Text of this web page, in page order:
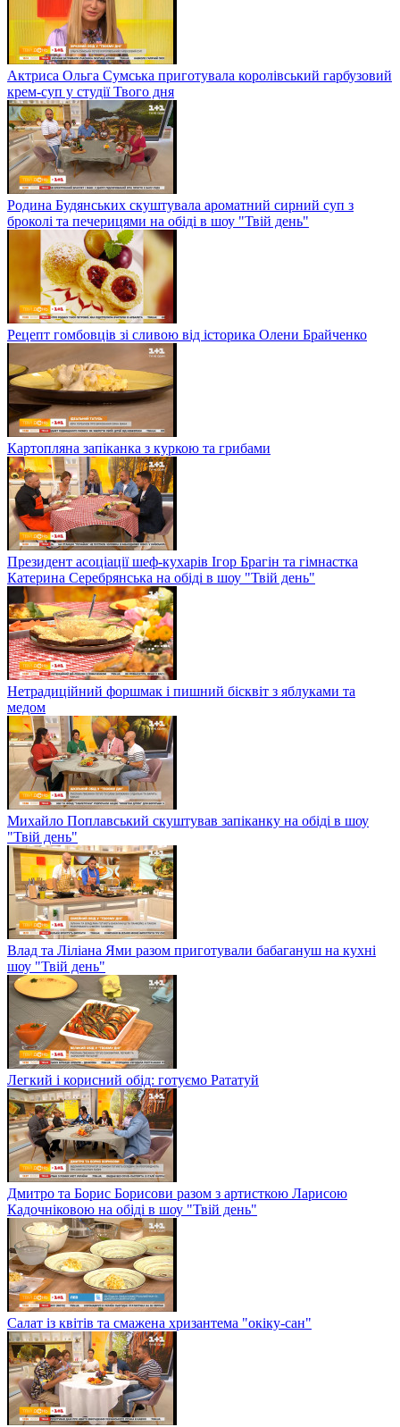
Актриса Ольга Сумська приготувала королівський гарбузовий
крем-суп у студії Твого дня
Родина Будянських скуштувала ароматний сирний суп з
броколі та печерицями на обіді в шоу "Твій день"
Рецепт гомбовців зі сливою від історика Олени Брайченко
Картопляна запіканка з куркою та грибами
Президент асоціації шеф-кухарів Ігор Брагін та гімнастка
Катерина Серебрянська на обіді в шоу "Твій день"
Нетрадиційний форшмак і пишний бісквіт з яблуками та
медом
Михайло Поплавський скуштував запіканку на обіді в шоу
"Твій день"
Влад та Ліліана Ями разом приготували бабагануш на кухні
шоу "Твій день"
Легкий і корисний обід: готуємо Рататуй
Дмитро та Борис Борисови разом з артисткою Ларисою
Кадочніковою на обіді в шоу "Твій день"
Салат із квітів та смажена хризантема "окіку-сан"